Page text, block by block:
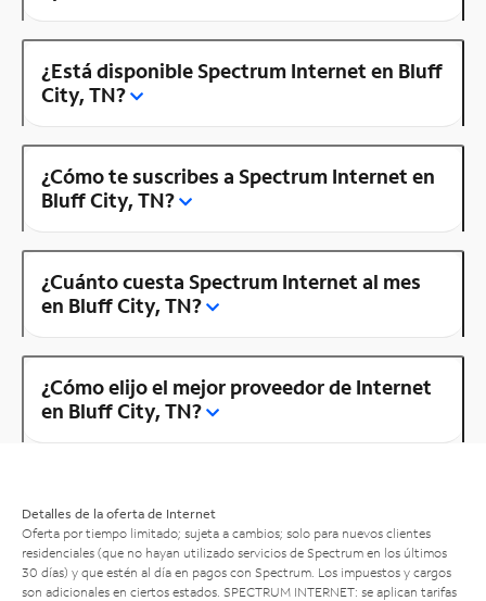
¿Está disponible Spectrum Internet en Bluff
City, TN?
¿Cómo te suscribes a Spectrum Internet en
Bluff City, TN?
¿Cuánto cuesta Spectrum Internet al mes
en Bluff City, TN?
¿Cómo elijo el mejor proveedor de Internet
en Bluff City, TN?
Detalles de la oferta de Internet
Oferta por tiempo limitado; sujeta a cambios; solo para nuevos clientes
residenciales (que no hayan utilizado servicios de Spectrum en los últimos
30 días) y que estén al día en pagos con Spectrum. Los impuestos y cargos
son adicionales en ciertos estados. SPECTRUM INTERNET: se aplican tarifas